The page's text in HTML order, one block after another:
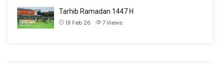
Tarhib Ramadan 1447 H
19 Feb 26
7Views